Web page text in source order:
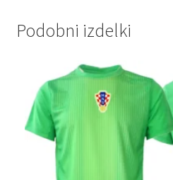
Podobni izdelki